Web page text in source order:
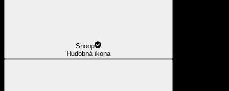
Snoop
Hudobná ikona